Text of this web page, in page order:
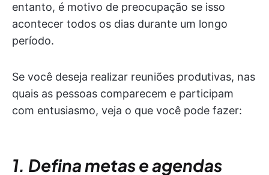
entanto, é motivo de preocupação se isso
acontecer todos os dias durante um longo
período.
Se você deseja realizar reuniões produtivas, nas
quais as pessoas comparecem e participam
com entusiasmo, veja o que você pode fazer:
1. Defina metas e agendas